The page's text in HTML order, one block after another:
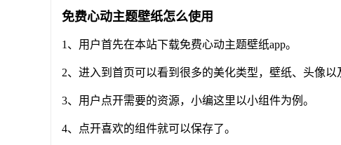
免费心动主题壁纸怎么使用
1、用户首先在本站下载免费心动主题壁纸app。
2、进入到首页可以看到很多的美化类型，壁纸、头像以
3、用户点开需要的资源，小编这里以小组件为例。
4、点开喜欢的组件就可以保存了。